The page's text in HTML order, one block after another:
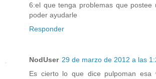
6:el que tenga problemas que postee
poder ayudarle
Responder
NodUser 29 de marzo de 2012 a las
Es cierto lo que dice pulpoman esa